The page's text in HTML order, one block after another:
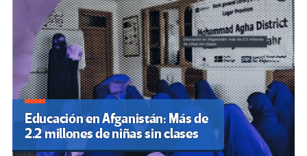
Educación en Afganistán: Más de
2.2 millones de niñas sin clases